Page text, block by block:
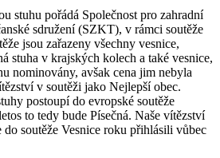
stuhu pořádá Společnost pro zahradní
sdružení (SZKT), v rámci soutěže
jsou zařazeny všechny vesnice,
stuha v krajských kolech a také vesnice,
nominovány, avšak cena jim nebyla
v soutěži jako Nejlepší obec.
postoupí do evropské soutěže
to tedy bude Písečná. Naše vítězství
do soutěže Vesnice roku přihlásili vůbec